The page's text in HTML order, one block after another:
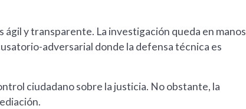
y transparente. La investigación queda en manos
adversarial donde la defensa técnica es
ciudadano sobre la justicia. No obstante, la